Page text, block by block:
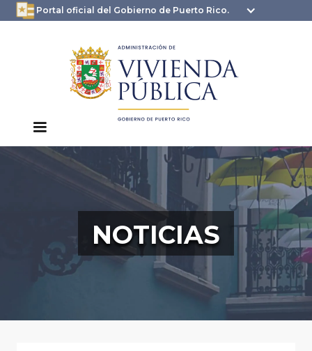
Portal oficial del Gobierno de Puerto Rico.
oficial.pr.gov
seguros .pr.gov usan
HTTPS
NOTICIAS